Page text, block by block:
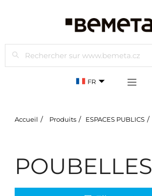
Rechercher
FR
Accueil Produits ESPACES PUBLICS
POUBELLES